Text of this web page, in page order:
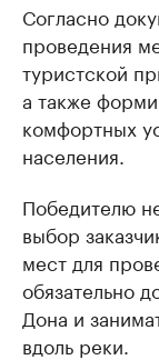
Согласно
проведения
туристской
а также
комфортных
населения.
Победителю
выбор
мест для
обязательно
Дона и
вдоль реки.